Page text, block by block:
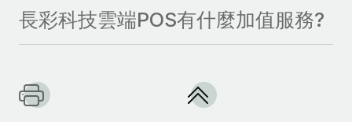
長彩科技雲端POS有什麼加值服務?